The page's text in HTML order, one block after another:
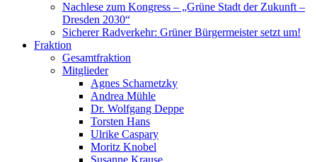
Nachlese zum Kongress – „Grüne Stadt der Zukunft –
Dresden 2030“
Sicherer Radverkehr: Grüner Bürgermeister setzt um!
Fraktion
Gesamtfraktion
Mitglieder
Agnes Scharnetzky
Andrea Mühle
Dr. Wolfgang Deppe
Torsten Hans
Ulrike Caspary
Moritz Knobel
Susanne Krause